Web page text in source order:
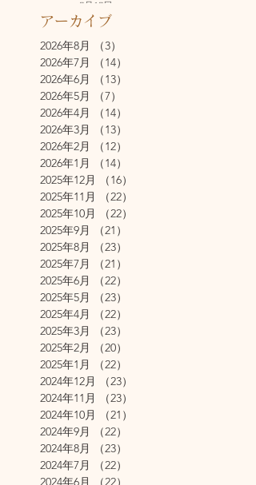
7月17日
アーカイブ
2026年8月
（3）
2026年7月
（14）
2026年6月
（13）
2026年5月
（7）
2026年4月
（14）
2026年3月
（13）
2026年2月
（12）
2026年1月
（14）
2025年12月
（16）
2025年11月
（22）
2025年10月
（22）
2025年9月
（21）
2025年8月
（23）
2025年7月
（21）
2025年6月
（22）
2025年5月
（23）
2025年4月
（22）
2025年3月
（23）
2025年2月
（20）
2025年1月
（22）
2024年12月
（23）
2024年11月
（23）
2024年10月
（21）
2024年9月
（22）
2024年8月
（23）
2024年7月
（22）
2024年6月
（22）